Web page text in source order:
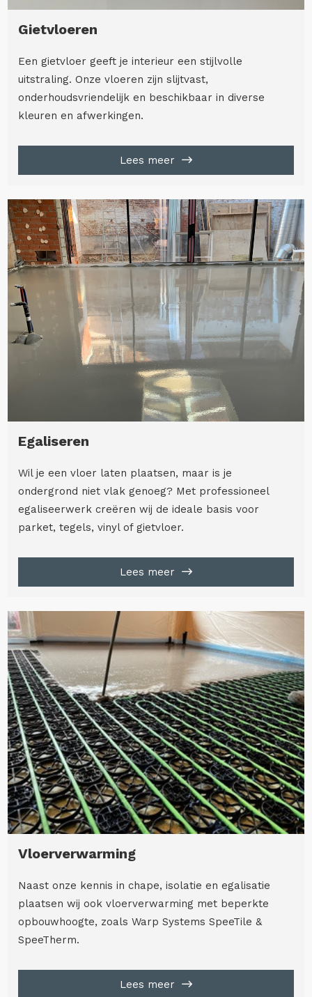
Gietvloeren
Een gietvloer geeft je interieur een stijlvolle
uitstraling. Onze vloeren zijn slijtvast,
onderhoudsvriendelijk en beschikbaar in diverse
kleuren en afwerkingen.
Lees meer
Egaliseren
Wil je een vloer laten plaatsen, maar is je
ondergrond niet vlak genoeg? Met professioneel
egaliseerwerk creëren wij de ideale basis voor
parket, tegels, vinyl of gietvloer.
Lees meer
Vloerverwarming
Naast onze kennis in chape, isolatie en egalisatie
plaatsen wij ook vloerverwarming met beperkte
opbouwhoogte, zoals Warp Systems SpeeTile &
SpeeTherm.
Lees meer